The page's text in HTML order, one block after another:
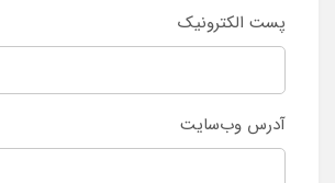
پست الکترونیک
آدرس وب‌سایت